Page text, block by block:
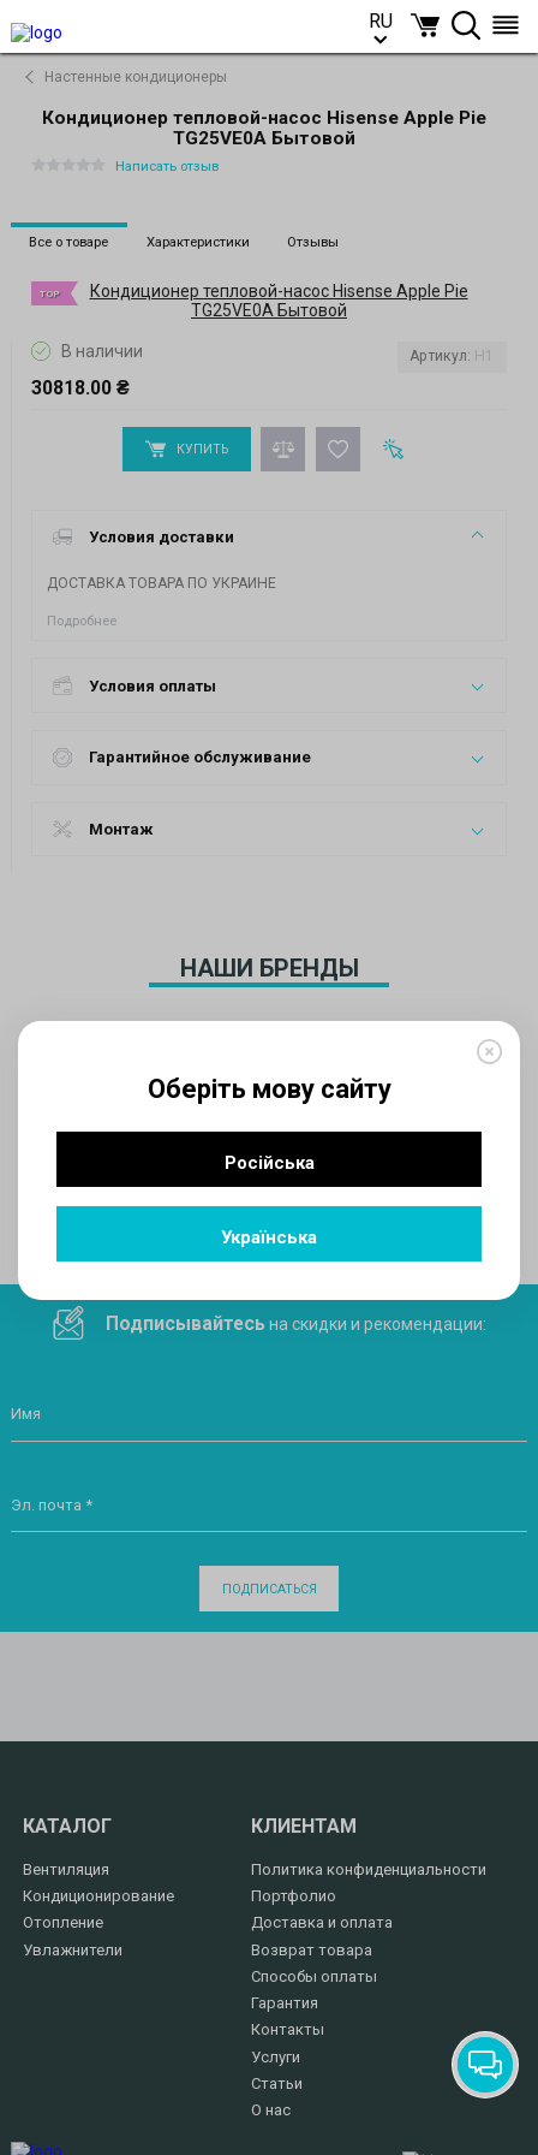
Оберіть мову сайту
Російська
Українська
RU
Настенные кондиционеры
Кондиционер тепловой-насос Hisense Apple Pie
TG25VE0A Бытовой
Написать отзыв
Все о товаре Характеристики Отзывы
TOP
В наличии
30818.00 ₴
Артикул: H1
КУПИТЬ
Условия доставки
ДОСТАВКА ТОВАРА ПО УКРАИНЕ
Подробнее
Условия оплаты
Гарантийное обслуживание
Монтаж
НАШИ БРЕНДЫ
Поделитесь ссылкой в социальных сетях
Подписывайтесьна скидки и рекомендации:
Имя
Эл. почта *
ПОДПИСАТЬСЯ
КАТАЛОГ
Вентиляция
Кондиционирование
Отопление
Увлажнители
КЛИЕНТАМ
Политика конфиденциальности
Портфолио
Доставка и оплата
Возврат товара
Способы оплаты
Гарантия
Контакты
Услуги
Статьи
О нас